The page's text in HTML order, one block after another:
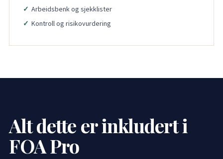
Arbeidsbenk og sjekklister
Kontroll og risikovurdering
Alt dette er inkludert i
FOA Pro